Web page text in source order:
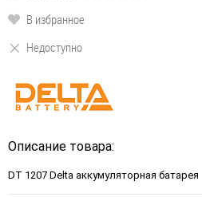
В избранное
Недоступно
Описание товара:
DT 1207 Delta аккумуляторная батарея